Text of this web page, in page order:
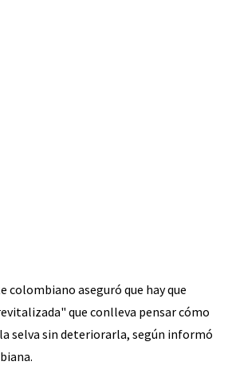
colombiano aseguró que hay que
que conlleva pensar cómo
selva sin deteriorarla, según informó